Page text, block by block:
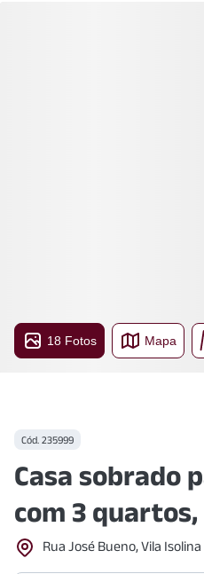
18 Fotos Mapa
Cód. 235999
Casa sobrado
com 3 quartos,
Rua José Bueno, Vila